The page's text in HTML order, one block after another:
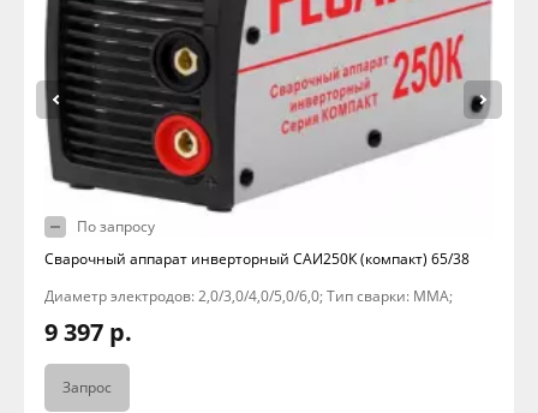
По запросу
Сварочный аппарат инверторный САИ250К (компакт) 65/38
Диаметр электродов: 2,0/3,0/4,0/5,0/6,0; Тип сварки: MMA;
9 397 р.
Запрос